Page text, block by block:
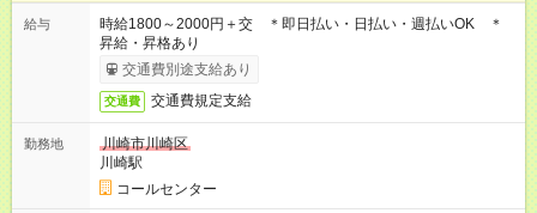
給与
時給1800～2000円＋交 ＊即日払い・日払い・週払いOK ＊
昇給・昇格あり
交通費別途支給あり
交通費 交通費規定支給
勤務地
川崎市川崎区
川崎駅
コールセンター